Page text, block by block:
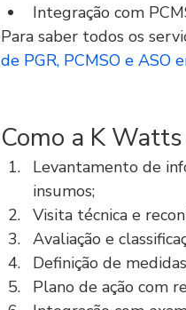
Integração com
Para saber todos os
de PGR, PCMSO e ASO
Como a K
Levantamento de
insumos;
Visita técnica e
Avaliação e
Definição de
Plano de ação com